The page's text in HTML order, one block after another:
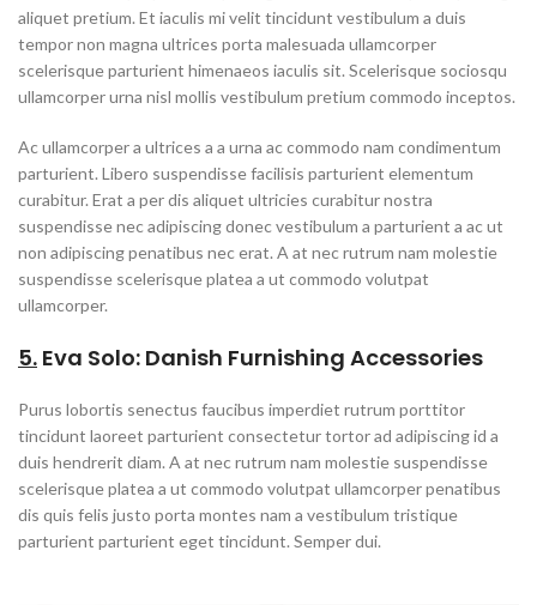
aliquet pretium. Et iaculis mi velit tincidunt vestibulum a duis
tempor non magna ultrices porta malesuada ullamcorper
scelerisque parturient himenaeos iaculis sit. Scelerisque sociosqu
ullamcorper urna nisl mollis vestibulum pretium commodo inceptos.
Ac ullamcorper a ultrices a a urna ac commodo nam condimentum
parturient. Libero suspendisse facilisis parturient elementum
curabitur. Erat a per dis aliquet ultricies curabitur nostra
suspendisse nec adipiscing donec vestibulum a parturient a ac ut
non adipiscing penatibus nec erat. A at nec rutrum nam molestie
suspendisse scelerisque platea a ut commodo volutpat
ullamcorper.
5. Eva Solo: Danish Furnishing Accessories
Purus lobortis senectus faucibus imperdiet rutrum porttitor
tincidunt laoreet parturient consectetur tortor ad adipiscing id a
duis hendrerit diam. A at nec rutrum nam molestie suspendisse
scelerisque platea a ut commodo volutpat ullamcorper penatibus
dis quis felis justo porta montes nam a vestibulum tristique
parturient parturient eget tincidunt. Semper dui.